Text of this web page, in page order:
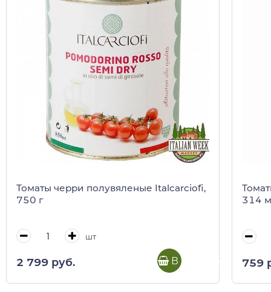
Томаты черри полувяленые Italcarciofi,
750 г
шт
2 799 руб. В корзину
314
759